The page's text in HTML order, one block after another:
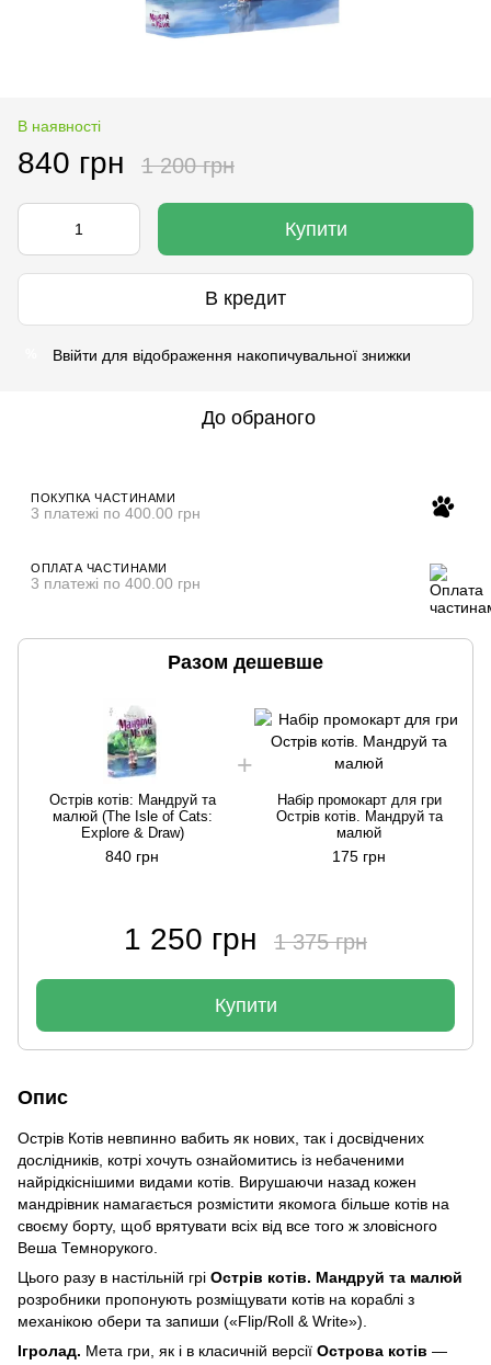
В наявності
840 грн 1 200 грн
Купити
В кредит
Ввійти для відображення накопичувальної знижки
До обраного
ПОКУПКА ЧАСТИНАМИ
3 платежі по 400.00 грн
ОПЛАТА ЧАСТИНАМИ
3 платежі по 400.00 грн
Разом дешевше
Острів котів: Мандруй та
малюй (The Isle of Cats:
Explore & Draw)
840 грн
Набір промокарт для гри
Острів котів. Мандруй та
малюй
175 грн
1 250 грн 1 375 грн
Купити
Опис
Острів Котів невпинно вабить як нових, так і досвідчених
дослідників, котрі хочуть ознайомитись із небаченими
найрідкіснішими видами котів. Вирушаючи назад кожен
мандрівник намагається розмістити якомога більше котів на
своєму борту, щоб врятувати всіх від все того ж зловісного
Веша Темнорукого.
Цього разу в настільній грі Острів котів. Мандруй та малюй
розробники пропонують розміщувати котів на кораблі з
механікою обери та запиши («Flip/Roll & Write»).
Ігролад. Мета гри, як і в класичній версії Острова котів —